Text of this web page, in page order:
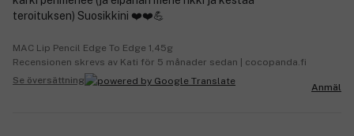
teroituksen) Suosikkini ❤️❤️💪
MAC Lip Pencil Edge To Edge 1,45g
Recensionen skrevs av Kati för 5 månader sedan | cocopanda.fi
Se översättning
Anmäl